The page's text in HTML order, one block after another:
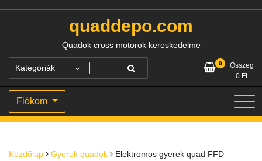
quaddepo.com
Quadok cross motorok kereskedelme
0
Összeg
0 Ft
Fiókom
Kezdőlap Gyerek quadok
Elektromos gyerek quad FFD